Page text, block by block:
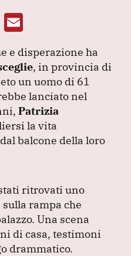
T
e
gr
a
m
ai
l
e disperazione ha
, in provincia di
un uomo di 61
lanciato nel
Patrizia
la vita
balcone della loro
ritrovati uno
rampa che
Una scena
di casa, testimoni
drammatico.